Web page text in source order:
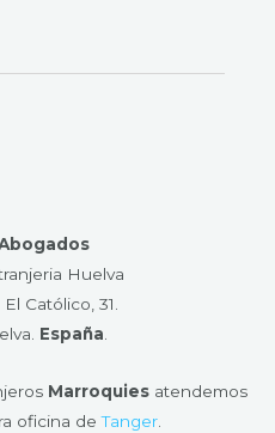
Huelva
Católico, 31.
España
Marroquies atendemos
oficina deTanger.